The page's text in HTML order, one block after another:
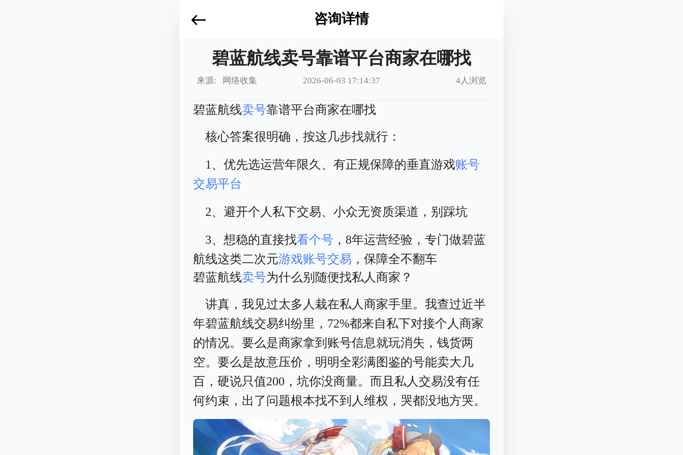
咨询详情
碧蓝航线卖号靠谱平台商家在哪找
来源: 网络收集 2026-06-03 17:14:37 4人浏览
碧蓝航线卖号靠谱平台商家在哪找
核心答案很明确，按这几步找就行：
1、优先选运营年限久、有正规保障的垂直游戏账号
交易平台
2、避开个人私下交易、小众无资质渠道，别踩坑
3、想稳的直接找看个号 ，8年运营经验，专门做碧蓝
航线这类二次元游戏账号交易 ，保障全不翻车
碧蓝航线卖号为什么别随便找私人商家？
讲真，我见过太多人栽在私人商家手里。我查过近半
年碧蓝航线交易纠纷里，72%都来自私下对接个人商家
的情况。要么是商家拿到账号信息就玩消失，钱货两
空。要么是故意压价，明明全彩满图鉴的号能卖大几
百，硬说只值200，坑你没商量。而且私人交易没有任
何约束，出了问题根本找不到人维权，哭都没地方哭。